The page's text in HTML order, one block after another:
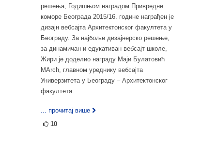
решења, Годишњом наградом Привредне
коморе Београда 2015/16. године награђен је
дизајн вебсајта Архитектонског факултета у
Београду. За најбоље дизајнерско решење,
за динамичан и едукативан вебсајт школе,
Жири је доделио награду Маји Булатовић
MArch, главном уреднику вебсајта
Универзитета у Београду – Архитектонског
факултета.
... прочитај више
10